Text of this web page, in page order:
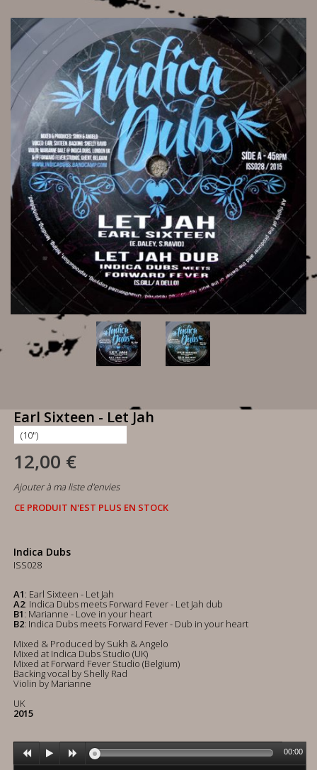
Earl Sixteen - Let Jah
12,00 €
Ajouter à ma liste d'envies
CE PRODUIT N'EST PLUS EN STOCK
Indica Dubs
ISS028
A1: Earl Sixteen - Let Jah
A2: Indica Dubs meets Forward Fever - Let Jah dub
B1: Marianne - Love in your heart
B2: Indica Dubs meets Forward Fever - Dub in your heart
Mixed & Produced by Sukh & Angelo
Mixed at Indica Dubs Studio (UK)
Mixed at Forward Fever Studio (Belgium)
Backing vocal by Shelly Rad
Violin by Marianne
UK
2015
00:00